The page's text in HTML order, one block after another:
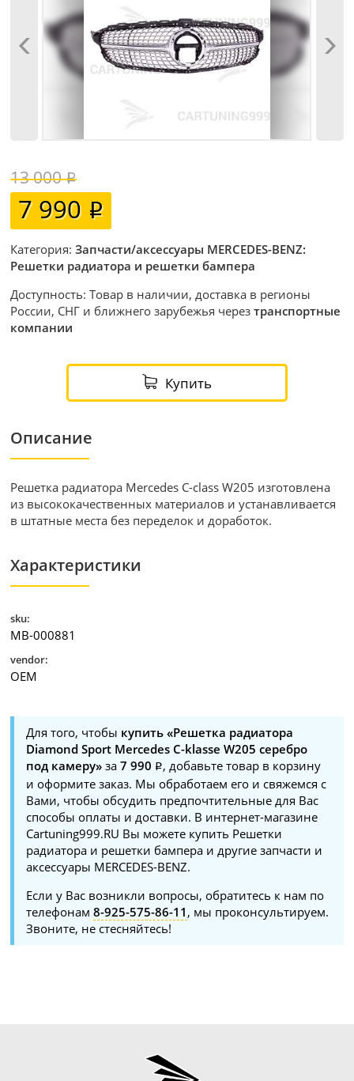
13 000
7 990
Категория:Запчасти/аксессуары MERCEDES-BENZ:
Решетки радиатора и решетки бампера
Доступность: Товар в наличии, доставка в регионы
России, СНГ и ближнего зарубежья черезтранспортные
компании
Купить
Описание
Решетка радиатора Mercedes C-class W205 изготовлена
из высококачественных материалов и устанавливается
в штатные места без переделок и доработок.
Характеристики
sku:
MB-000881
vendor:
OEM
Для того, чтобы купить «Решетка радиатора
Diamond Sport Mercedes C-klasse W205 серебро
под камеру» за7 990
, добавьте товар в корзину
и оформите заказ. Мы обработаем его и свяжемся с
Вами, чтобы обсудить предпочтительные для Вас
способы оплаты и доставки. В интернет-магазине
Cartuning999.RU Вы можете купить Решетки
радиатора и решетки бампера и другие запчасти и
аксессуары MERCEDES-BENZ.
Если у Вас возникли вопросы, обратитесь к нам по
телефонам8-925-575-86-11 , мы проконсультируем.
Звоните, не стесняйтесь!